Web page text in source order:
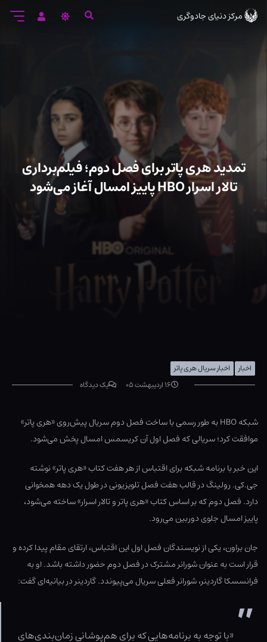
مرکز دنیای جادوگری
تمدید هری پاتر برای فصل دوم؛ فیلم‌برداری
تالار اسرار HBO پاییز امسال آغاز می‌شود
اخبار
اخبار سریال هری پاتر
۱۶ اردیبهشت ۰۵
یک دیدگاه
شبکه HBO به طور رسمی با ساخت فصل دوم سریال پیش‌روی «هری پاتر»
موافقت کرد؛ سریالی که فصل اول آن کریسمس امسال پخش می‌شود.
این خبر با برنامه شبکه برای اقتباس از هر هفت کتاب «هری پاتر» نوشته
جی.کی. رولینگ در قالب هفت فصل تلویزیونی در طول یک دهه همخوانی
دارد. فصل دوم که بر اساس کتاب «هری پاتر و تالار اسرار» ساخته می‌شود،
پاییز امسال جلوی دوربین می‌رود.
جان براون، یکی از نویسندگان فصل اول این اقتباس، ارتقای مقام پیدا کرده و
قرار است به عنوان شورانر مشترک در فصل دوم حضور داشته باشد. او به
فرانسسکا گاردینر، شورانر فعلی سریال می‌پیوندد. گاردینر در بیانیه‌ای گفت:
«با توجه به برنامه‌هایی که برای هم‌پوشانی زمان‌بندی‌های